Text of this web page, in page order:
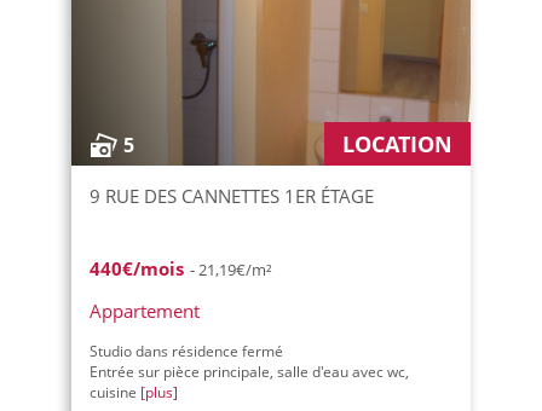
5 LOCATION
9 RUE DES CANNETTES 1ER ÉTAGE
440€/mois - 21,19€/m²
Appartement
Studio dans résidence fermé
Entrée sur pièce principale, salle d'eau avec wc,
cuisine [plus]